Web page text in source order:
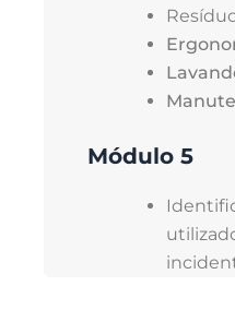
Módulo 5